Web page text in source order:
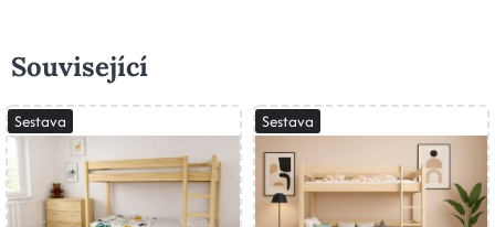
Související
Sestava Sestava